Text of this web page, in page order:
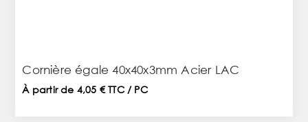
Cornière égale 40x40x3mm Acier LAC
À partir de 4,05 € TTC / PC